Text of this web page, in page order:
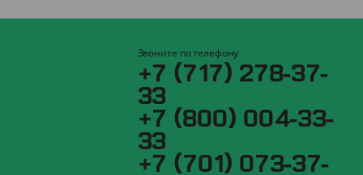
Звоните по телефону
+7 (717) 278-37-
33
+7 (800) 004-33-
33
+7 (701) 073-37-